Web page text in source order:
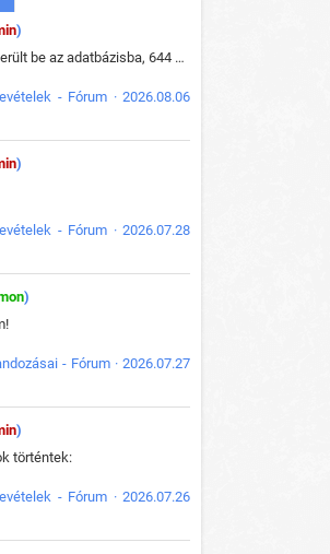
)
149 új BG lap került be az adatbázisba, 644 db meglévő BG lap módosult, bekerültek az új képek a megváltozott lapokhoz is.
- Fórum · 2026.08.06
)
- Fórum · 2026.07.28
)
- Fórum · 2026.07.27
)
történtek:
- Fórum · 2026.07.26